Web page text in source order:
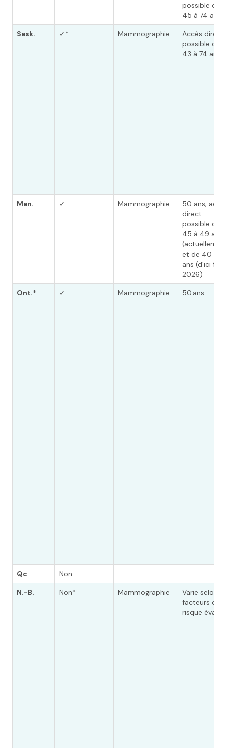
possible de
45 à 74 ans
Sask. ✓* Mammographie
Accès direct
possible de
43 à 74 ans
Man. ✓ Mammographie
50 ans;
direct
possible de
45 à 49 ans
et de 40 à
ans (d’ici fin
2026)
Ont.* ✓ Mammographie 50 ans
Qc Non
N.-B. Non* Mammographie
Varie selon
facteurs de
risque